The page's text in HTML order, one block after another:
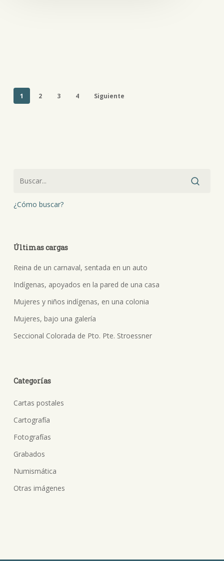
1 2 3 4 Siguiente
¿Cómo buscar?
Últimas cargas
Reina de un carnaval, sentada en un auto
Indígenas, apoyados en la pared de una casa
Mujeres y niños indígenas, en una colonia
Mujeres, bajo una galería
Seccional Colorada de Pto. Pte. Stroessner
Categorías
Cartas postales
Cartografía
Fotografías
Grabados
Numismática
Otras imágenes